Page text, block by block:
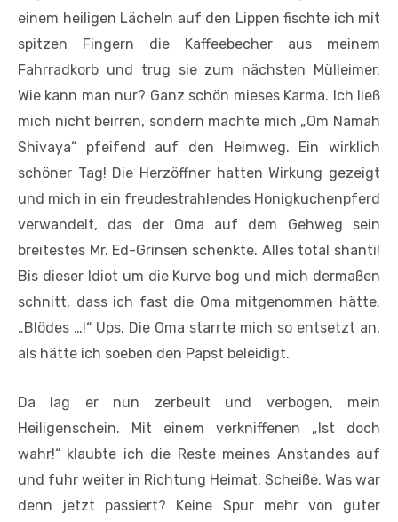
einem heiligen Lächeln auf den Lippen fischte ich mit
spitzen Fingern die Kaffeebecher aus meinem
Fahrradkorb und trug sie zum nächsten Mülleimer.
Wie kann man nur? Ganz schön mieses Karma. Ich ließ
mich nicht beirren, sondern machte mich „Om Namah
Shivaya“ pfeifend auf den Heimweg. Ein wirklich
schöner Tag! Die Herzöffner hatten Wirkung gezeigt
und mich in ein freudestrahlendes Honigkuchenpferd
verwandelt, das der Oma auf dem Gehweg sein
breitestes Mr. Ed-Grinsen schenkte. Alles total shanti!
Bis dieser Idiot um die Kurve bog und mich dermaßen
schnitt, dass ich fast die Oma mitgenommen hätte.
„Blödes …!“ Ups. Die Oma starrte mich so entsetzt an,
als hätte ich soeben den Papst beleidigt.
Da lag er nun zerbeult und verbogen, mein
Heiligenschein. Mit einem verkniffenen „Ist doch
wahr!“ klaubte ich die Reste meines Anstandes auf
und fuhr weiter in Richtung Heimat. Scheiße. Was war
denn jetzt passiert? Keine Spur mehr von guter